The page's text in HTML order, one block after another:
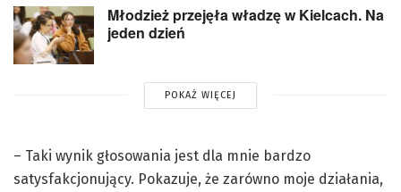
Młodzież przejęła władzę w Kielcach. Na
jeden dzień
POKAŻ WIĘCEJ
– Taki wynik głosowania jest dla mnie bardzo
satysfakcjonujący. Pokazuje, że zarówno moje działania,